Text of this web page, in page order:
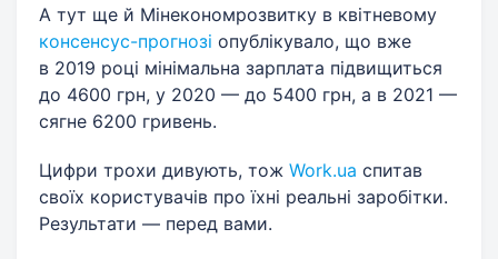
А тут ще й Мінекономрозвитку в квітневому
консенсус-прогнозі опублікувало, що вже
в 2019 році мінімальна зарплата підвищиться
до 4600 грн, у 2020 — до 5400 грн, а в 2021 —
сягне 6200 гривень.
Цифри трохи дивують, тож Work.ua спитав
своїх користувачів про їхні реальні заробітки.
Результати — перед вами.